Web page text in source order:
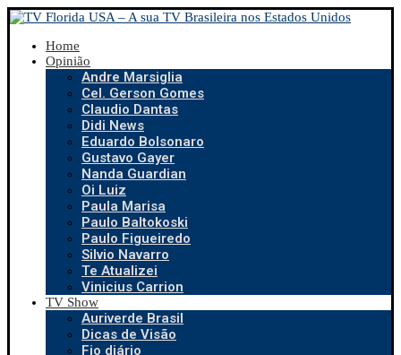
Home
Opinião
Andre Marsiglia
Cel. Gerson Gomes
Claudio Dantas
Didi News
Eduardo Bolsonaro
Gustavo Gayer
Nanda Guardian
Oi Luiz
Paula Marisa
Paulo Baltokoski
Paulo Figueiredo
Silvio Navarro
Te Atualizei
Vinicius Carrion
TV Show
Auriverde Brasil
Dicas de Visão
Fio diário